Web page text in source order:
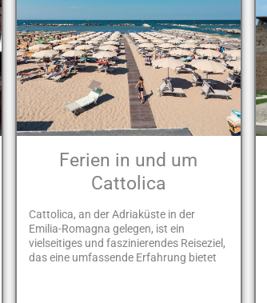
Ferien in und um
Cattolica
Cattolica, an der Adriaküste in der
Emilia-Romagna gelegen, ist ein
vielseitiges und faszinierendes Reiseziel,
das eine umfassende Erfahrung bietet